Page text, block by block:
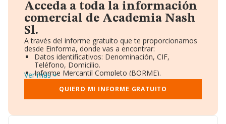
Acceda a toda la información
comercial de Academia Nash
Sl.
A través del informe gratuito que te proporcionamos
desde Einforma, donde vas a encontrar:
Datos identificativos: Denominación, CIF,
Teléfono, Domicilio.
Informe Mercantil Completo (BORME).
Gráficos de Evolución Ventas y Empleados.
Consejo de Administración y Administradores.
Directivos y Ejecutivos.
Ver más
QUIERO MI INFORME GRATUITO